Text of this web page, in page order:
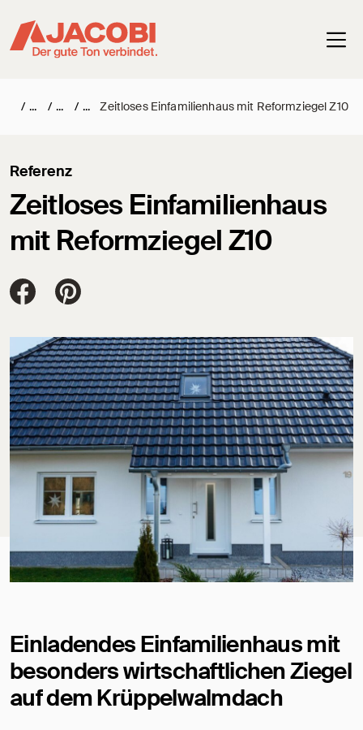
/ / / Zeitloses Einfamilienhaus mit Reformziegel Z10
Zeitloses Einfamilienhaus
mit Reformziegel Z10
Referenz
Jacobi Dachziegel auf FaceBook
Jacobi Dachziegel auf Pinterest
Einladendes Einfamilienhaus mit
besonders wirtschaftlichen Ziegel
auf dem Krüppelwalmdach